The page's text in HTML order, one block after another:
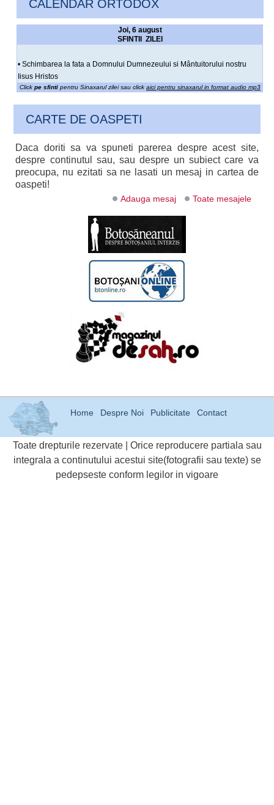
CALENDAR ORTODOX
Joi, 6 august
SFINTII ZILEI
• Schimbarea la fata a Domnului Dumnezeului si Mântuitorului nostru
Iisus Hristos
Click pe sfintipentru Sinaxarul zilei sau click aici pentru sinaxarul in format audio mp3
CARTE DE OASPETI
Daca doriti sa va spuneti parerea despre acest site,
despre continutul sau, sau despre un subiect care va
preocupa, nu ezitati sa ne lasati un mesaj in cartea de
oaspeti!
Adauga mesaj Toate mesajele
Home Despre Noi Publicitate Contact
Toate drepturile rezervate | Orice reproducere partiala sau
integrala a continutului acestui site(fotografii sau texte) se
pedepseste conform legilor in vigoare